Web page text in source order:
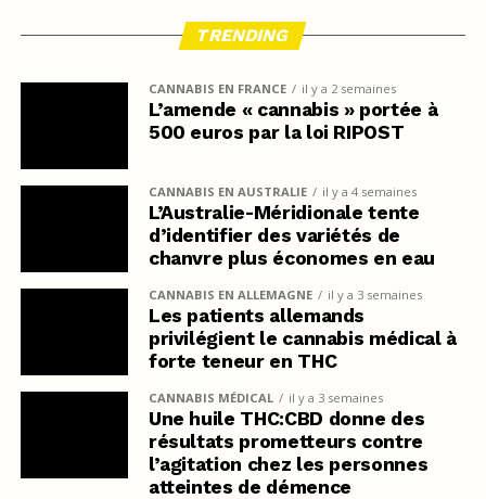
TRENDING
CANNABIS EN FRANCE il y a 2 semaines
L’amende « cannabis » portée à
500 euros par la loi RIPOST
CANNABIS EN AUSTRALIE il y a 4 semaines
L’Australie-Méridionale tente
d’identifier des variétés de
chanvre plus économes en eau
CANNABIS EN ALLEMAGNE il y a 3 semaines
Les patients allemands
privilégient le cannabis médical à
forte teneur en THC
CANNABIS MÉDICAL il y a 3 semaines
Une huile THC:CBD donne des
résultats prometteurs contre
l’agitation chez les personnes
atteintes de démence